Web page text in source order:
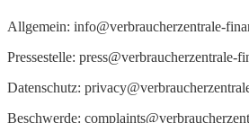
Allgemein: info@verbraucherzentrale-
Pressestelle: press@verbraucherzentrale-
Datenschutz:
Beschwerde: